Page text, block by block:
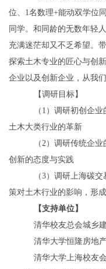
位、 1名数理+能动双学位
同学。和同龄的无数年轻
充满迷茫却又不乏希望。
探索土木专业的匠心与创
企业以及创新企业，从我
【调研目标】
（ 1 ）调研初创企
土木大类行业的革新
（2）调研传统企
创新的态度与实践
（3）调研上海碳
策对土木行业的影响，形
【支持单位】
清华校友总会城乡
清华大学恒隆房地
清华大学上海校友